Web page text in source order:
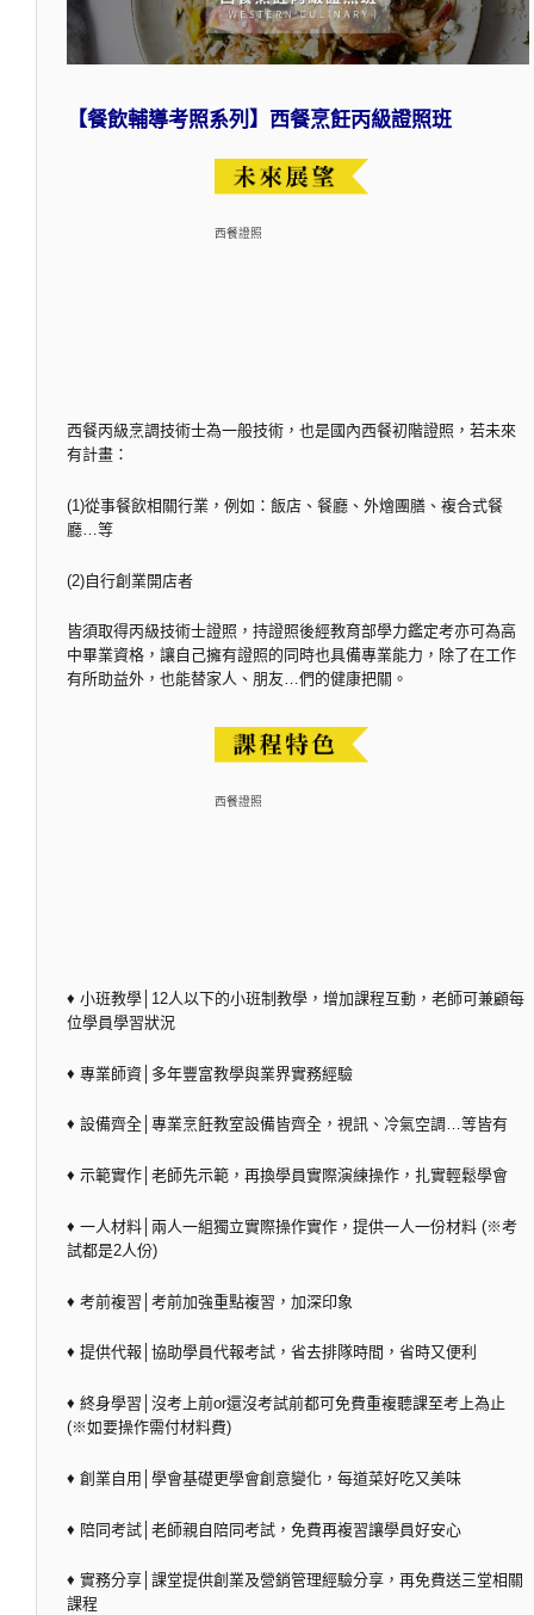
【餐飲輔導考照系列】西餐烹飪丙級證照班
西餐證照
西餐丙級烹調技術士為一般技術，也是國內西餐初階證照，若未來
有計畫：
(1)從事餐飲相關行業，例如：飯店、餐廳、外燴團膳、複合式餐
廳…等
(2)自行創業開店者
皆須取得丙級技術士證照，持證照後經教育部學力鑑定考亦可為高
中畢業資格，讓自己擁有證照的同時也具備專業能力，除了在工作
有所助益外，也能替家人、朋友…們的健康把關。
西餐證照
♦ 小班教學│12人以下的小班制教學，增加課程互動，老師可兼顧每
位學員學習狀況
♦ 專業師資│多年豐富教學與業界實務經驗
♦ 設備齊全│專業烹飪教室設備皆齊全，視訊、冷氣空調…等皆有
♦ 示範實作│老師先示範，再換學員實際演練操作，扎實輕鬆學會
♦ 一人材料│兩人一組獨立實際操作實作，提供一人一份材料 (※考
試都是2人份)
♦ 考前複習│考前加強重點複習，加深印象
♦ 提供代報│協助學員代報考試，省去排隊時間，省時又便利
♦ 終身學習│沒考上前or還沒考試前都可免費重複聽課至考上為止
(※如要操作需付材料費)
♦ 創業自用│學會基礎更學會創意變化，每道菜好吃又美味
♦ 陪同考試│老師親自陪同考試，免費再複習讓學員好安心
♦ 實務分享│課堂提供創業及營銷管理經驗分享，再免費送三堂相關
課程